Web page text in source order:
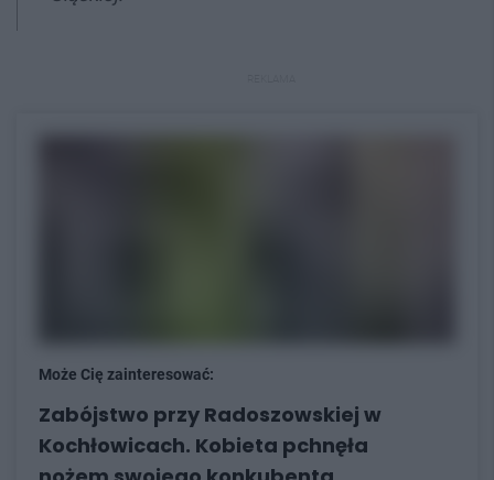
Może Cię zainteresować:
Zabójstwo przy Radoszowskiej w
Kochłowicach. Kobieta pchnęła